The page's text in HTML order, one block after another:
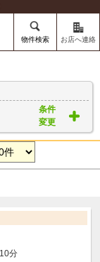
物件検索 お店へ連絡
条件
変更
分